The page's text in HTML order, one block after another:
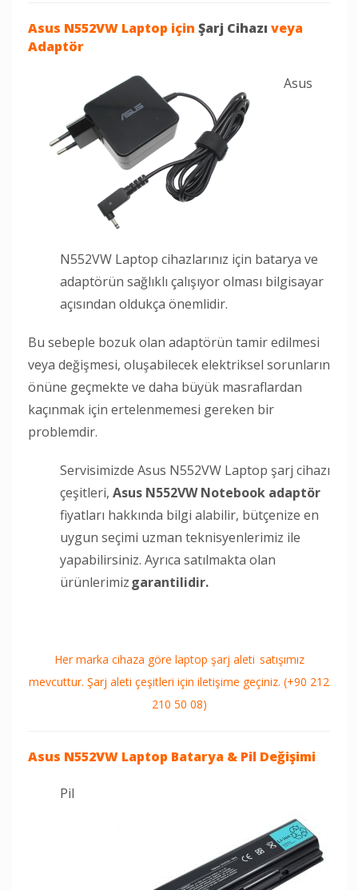
Asus N552VW Laptop için Şarj Cihazı veya
Adaptör
Asus
N552VW Laptop cihazlarınız için batarya ve
adaptörün sağlıklı çalışıyor olması bilgisayar
açısından oldukça önemlidir.
Bu sebeple bozuk olan adaptörün tamir edilmesi
veya değişmesi, oluşabilecek elektriksel sorunların
önüne geçmekte ve daha büyük masraflardan
kaçınmak için ertelenmemesi gereken bir
problemdir.
Servisimizde Asus N552VW Laptop şarj cihazı
çeşitleri, Asus N552VW Notebook adaptör
fiyatları hakkında bilgi alabilir, bütçenize en
uygun seçimi uzman teknisyenlerimiz ile
yapabilirsiniz. Ayrıca satılmakta olan
ürünlerimizgarantilidir.
Her marka cihaza göre laptop şarj aleti satışımız
mevcuttur. Şarj aleti çeşitleri için iletişime geçiniz. (+90 212
210 50 08)
Asus N552VW Laptop Batarya & Pil Değişimi
Pil